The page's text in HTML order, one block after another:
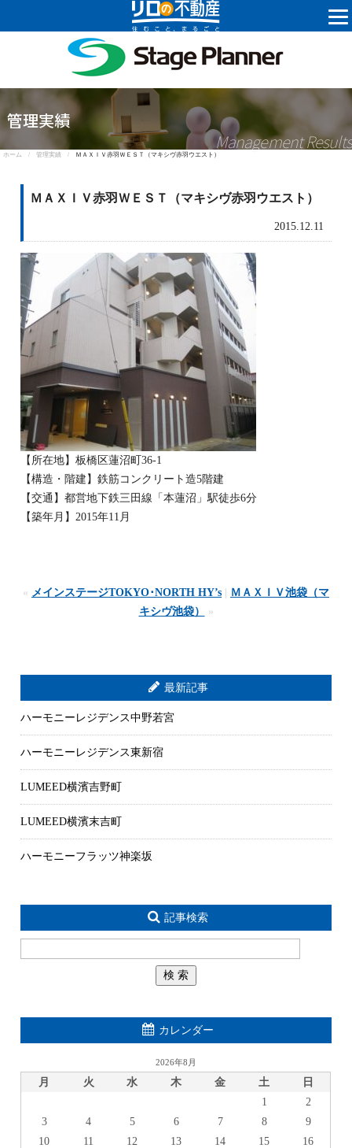
管理実績
Management Results
ホーム /管理実績 / ＭＡＸＩＶ赤羽ＷＥＳＴ（マキシヴ赤羽ウエスト）
ＭＡＸＩＶ赤羽ＷＥＳＴ（マキシヴ赤羽ウエスト）
2015.12.11
【所在地】板橋区蓮沼町36-1
【構造・階建】鉄筋コンクリート造5階建
【交通】都営地下鉄三田線「本蓮沼」駅徒歩6分
【築年月】2015年11月
« メインステージTOKYO･NORTH HY’s
ＭＡＸＩＶ池袋（マ
キシヴ池袋）
»
最新記事
ハーモニーレジデンス中野若宮
ハーモニーレジデンス東新宿
LUMEED横濱吉野町
LUMEED横濱末吉町
ハーモニーフラッツ神楽坂
記事検索
カレンダー
2026年8月
月 火 水 木 金 土 日
1
2
3
4 5 6 7 8
9
10
11 12 13 14 15
16